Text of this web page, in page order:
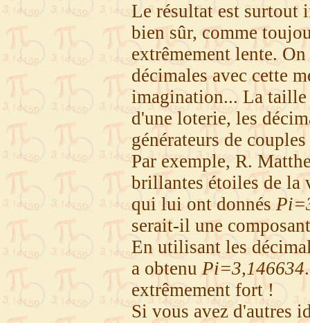
Le résultat est surtout
bien sûr, comme
extrêmement lente.
décimales avec cette
imagination... La
d'une loterie, les
générateurs de
Par exemple, R.
brillantes étoiles de la
qui lui ont donnés
serait-il une
En utilisant les
a obtenuPi=3,146634
extrêmement fort !
Si vous avez d'autres